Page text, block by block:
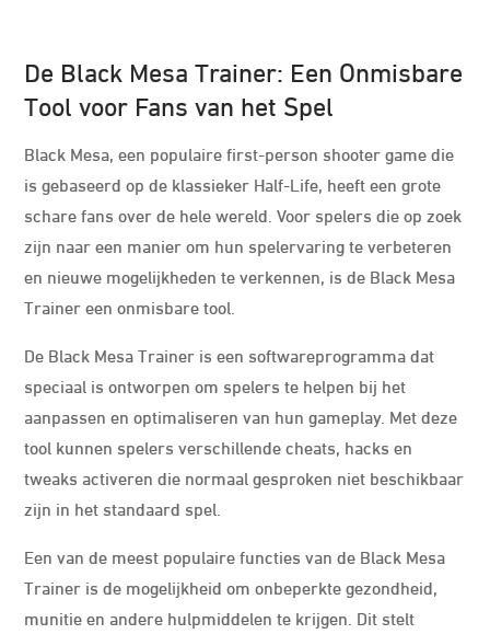
De Black Mesa Trainer: Een Onmisbare
Tool voor Fans van het Spel
Black Mesa, een populaire first-person shooter game die
is gebaseerd op de klassieker Half-Life, heeft een grote
schare fans over de hele wereld. Voor spelers die op zoek
zijn naar een manier om hun spelervaring te verbeteren
en nieuwe mogelijkheden te verkennen, is de Black Mesa
Trainer een onmisbare tool.
De Black Mesa Trainer is een softwareprogramma dat
speciaal is ontworpen om spelers te helpen bij het
aanpassen en optimaliseren van hun gameplay. Met deze
tool kunnen spelers verschillende cheats, hacks en
tweaks activeren die normaal gesproken niet beschikbaar
zijn in het standaard spel.
Een van de meest populaire functies van de Black Mesa
Trainer is de mogelijkheid om onbeperkte gezondheid,
munitie en andere hulpmiddelen te krijgen. Dit stelt